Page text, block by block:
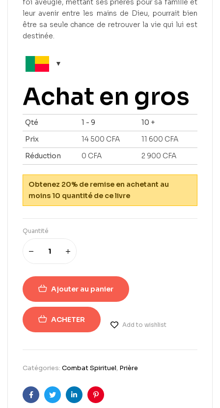
foi aveugle, mettant ses prières pour sa famille et
leur avenir entre les mains de Dieu, pourrait bien
être sa seule chance de retrouver la vie qui lui est
destinée.
Achat en gros
Qté 1 - 9
10 +
Prix
14 500 CFA 11 600 CFA
Réduction
0 CFA 2 900 CFA
Obtenez 20% de remise en achetant au
moins 10 quantité de ce livre
Quantité
Ajouter au panier
ACHETER
Add to wishlist
Catégories: Combat Spirituel, Prière
FacebookTwitterLinkedinPinterest